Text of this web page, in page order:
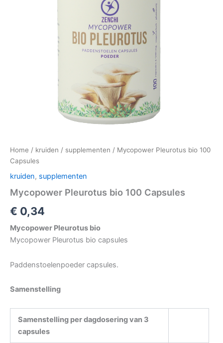
Home / kruiden / supplementen / Mycopower Pleurotus bio 100
Capsules
kruiden, supplementen
Mycopower Pleurotus bio 100 Capsules
€ 0,34
Mycopower Pleurotus bio
Mycopower Pleurotus bio capsules
Paddenstoelenpoeder capsules.
Samenstelling
Samenstelling per dagdosering van 3
capsules